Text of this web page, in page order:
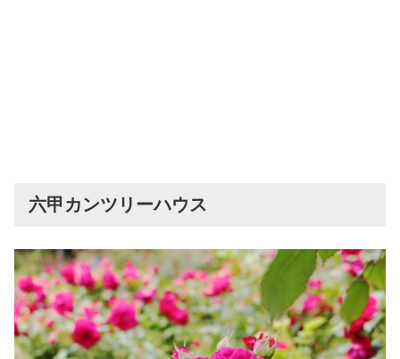
六甲カンツリーハウス